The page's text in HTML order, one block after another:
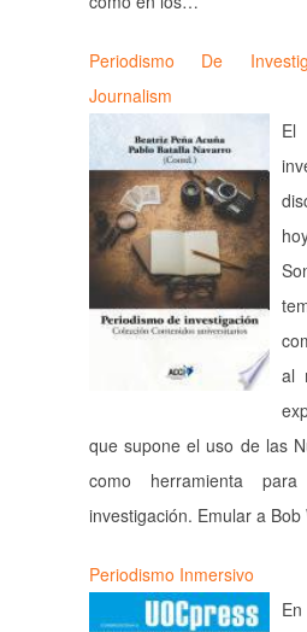
Periodismo De
Journalism
al
que supone el uso de las
como herramienta
investigación. Emular a
Periodismo Inmersivo